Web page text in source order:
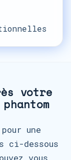
votre
une
ci-dessous